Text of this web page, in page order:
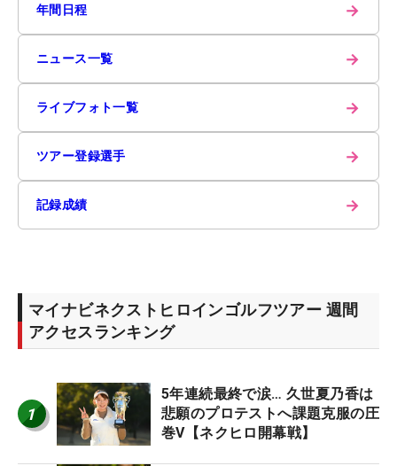
年間日程 →
ニュース一覧 →
ライブフォト一覧 →
ツアー登録選手 →
記録成績 →
マイナビネクストヒロインゴルフツアー 週間
アクセスランキング
1
5年連続最終で涙… 久世夏乃香は
悲願のプロテストへ課題克服の圧
巻V【ネクヒロ開幕戦】